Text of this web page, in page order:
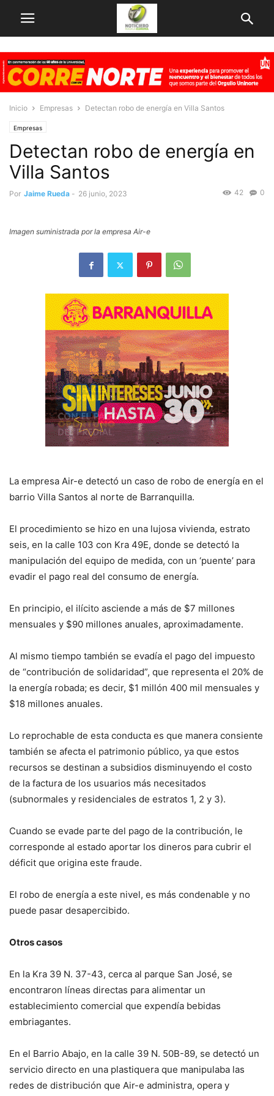
Inicio Empresas Detectan robo de energía en Villa Santos
Empresas
Detectan robo de energía en
Villa Santos
Por Jaime Rueda - 26 junio, 2023 0
42
Imagen suministrada por la empresa Air-e
La empresa Air-e detectó un caso de robo de energía en el
barrio Villa Santos al norte de Barranquilla.
El procedimiento se hizo en una lujosa vivienda, estrato
seis, en la calle 103 con Kra 49E, donde se detectó la
manipulación del equipo de medida, con un ‘puente’ para
evadir el pago real del consumo de energía.
En principio, el ilícito asciende a más de $7 millones
mensuales y $90 millones anuales, aproximadamente.
Al mismo tiempo también se evadía el pago del impuesto
de “contribución de solidaridad”, que representa el 20% de
la energía robada; es decir, $1 millón 400 mil mensuales y
$18 millones anuales.
Lo reprochable de esta conducta es que manera consiente
también se afecta el patrimonio público, ya que estos
recursos se destinan a subsidios disminuyendo el costo
de la factura de los usuarios más necesitados
(subnormales y residenciales de estratos 1, 2 y 3).
Cuando se evade parte del pago de la contribución, le
corresponde al estado aportar los dineros para cubrir el
déficit que origina este fraude.
El robo de energía a este nivel, es más condenable y no
puede pasar desapercibido.
Otros casos
En la Kra 39 N. 37-43, cerca al parque San José, se
encontraron líneas directas para alimentar un
establecimiento comercial que expendía bebidas
embriagantes.
En el Barrio Abajo, en la calle 39 N. 50B-89, se detectó un
servicio directo en una plastiquera que manipulaba las
redes de distribución que Air-e administra, opera y